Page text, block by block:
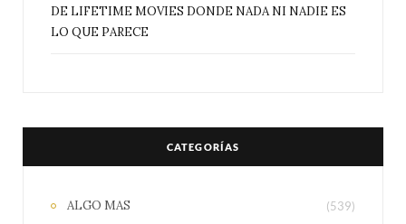
DE LIFETIME MOVIES DONDE NADA NI NADIE ES
LO QUE PARECE
CATEGORÍAS
ALGO MAS (539)